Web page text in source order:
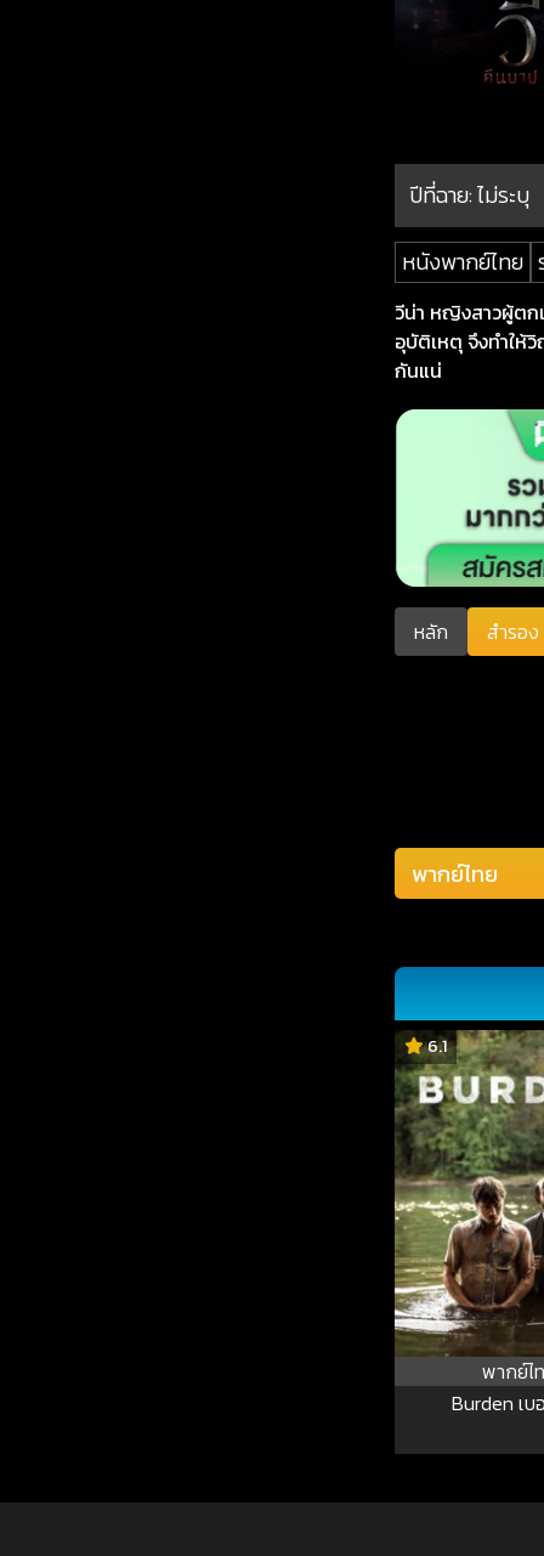
ปีที่ฉาย:ไม่ระบุ
หนังพากย์ไทย
วีน่า หญิงสาวผู้ตก
อุบัติเหตุ จึงทำให้
กันแน่
หลัก สำรอง
6.1
พากย์ไ
Burden เบ